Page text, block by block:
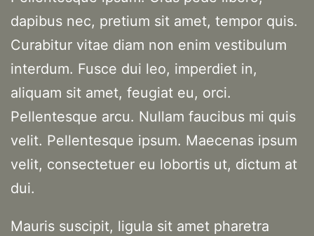
dapibus nec, pretium sit amet, tempor quis.
Curabitur vitae diam non enim vestibulum
interdum. Fusce dui leo, imperdiet in,
aliquam sit amet, feugiat eu, orci.
Pellentesque arcu. Nullam faucibus mi quis
velit. Pellentesque ipsum. Maecenas ipsum
velit, consectetuer eu lobortis ut, dictum at
dui.
Mauris suscipit, ligula sit amet pharetra